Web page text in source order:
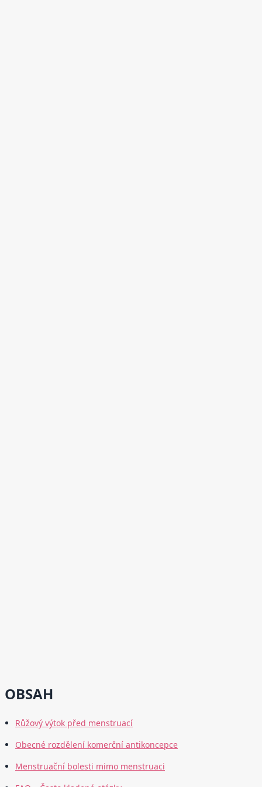
OBSAH
Růžový výtok před menstruací
Obecné rozdělení komerční antikoncepce
Menstruační bolesti mimo menstruaci